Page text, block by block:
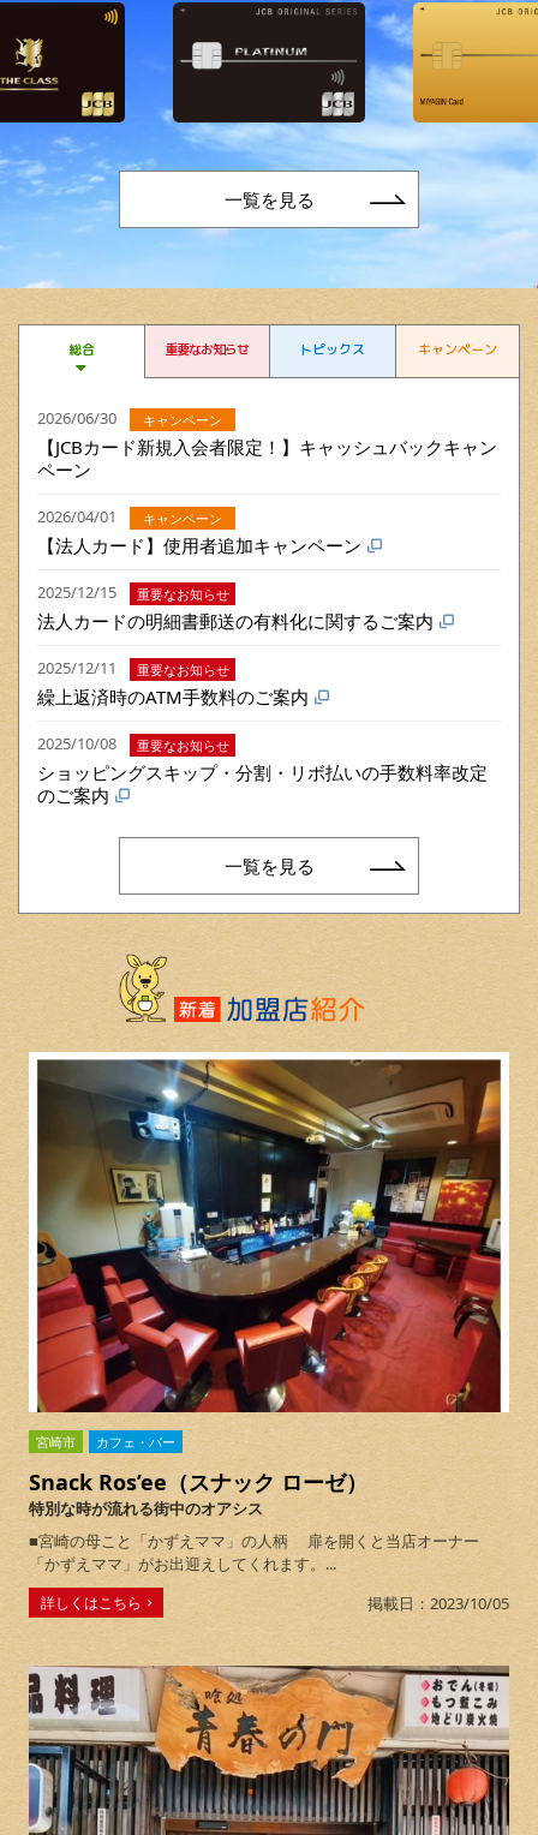
一覧を見る
総合 重要なお知らせ トピックス キャンペーン
2026/06/30 キャンペーン
【JCBカード新規入会者限定！】キャッシュバックキャン
ペーン
2026/04/01 キャンペーン
【法人カード】使用者追加キャンペーン
2025/12/15 重要なお知らせ
法人カードの明細書郵送の有料化に関するご案内
2025/12/11 重要なお知らせ
繰上返済時のATM手数料のご案内
2025/10/08 重要なお知らせ
ショッピングスキップ・分割・リボ払いの手数料率改定
のご案内
一覧を見る
宮崎市 カフェ・バー
Snack Ros’ee（スナック ローゼ）
特別な時が流れる街中のオアシス
■宮崎の母こと「かずえママ」の人柄 扉を開くと当店オーナー
「かずえママ」がお出迎えしてくれます。...
詳しくはこちら 掲載日：2023/10/05